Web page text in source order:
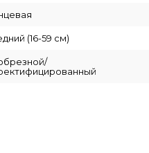
(16-59 см)